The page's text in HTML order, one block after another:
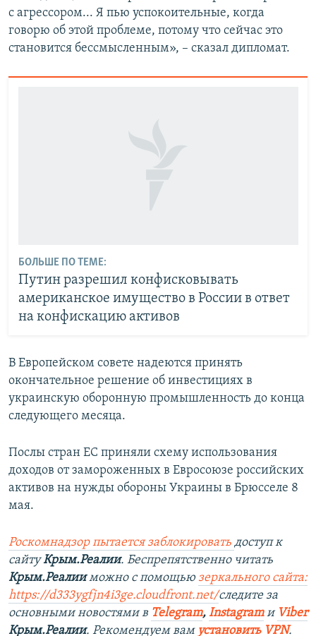
с агрессором... Я пью успокоительные, когда
говорю об этой проблеме, потому что сейчас это
становится бессмысленным», – сказал дипломат.
БОЛЬШЕ ПО ТЕМЕ:
Путин разрешил конфисковывать
американское имущество в России в ответ
на конфискацию активов
В Европейском совете надеются принять
окончательное решение об инвестициях в
украинскую оборонную промышленность до конца
следующего месяца.
Послы стран ЕС приняли схему использования
доходов от замороженных в Евросоюзе российских
активов на нужды обороны Украины в Брюсселе 8
мая.
Роскомнадзор пытается заблокировать доступ к
сайтуКрым.Реалии. Беспрепятственно читать
Крым.Реалииможно с помощью зеркального сайта:
https://d333ygfjn4i3ge.cloudfront.net/следите за
основными новостями в Telegram, Instagramи Viber
Крым.Реалии. Рекомендуем вам установить VPN.